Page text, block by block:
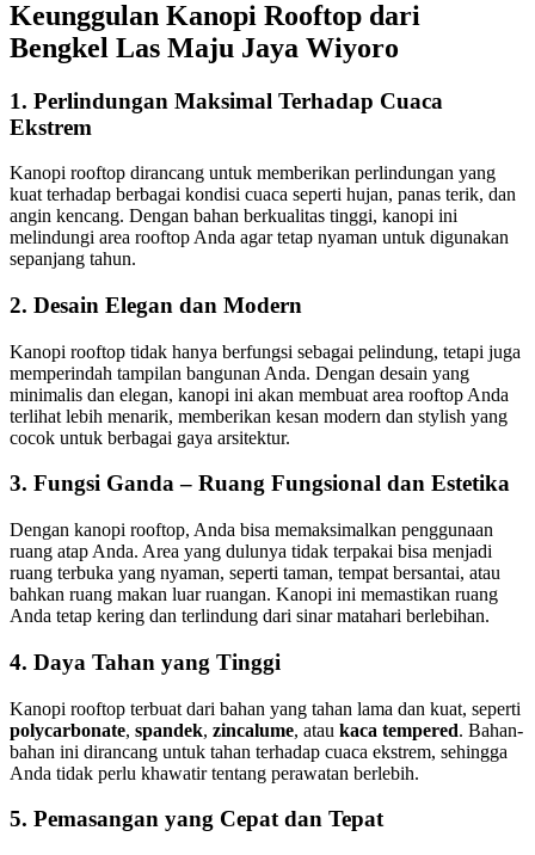
Keunggulan Kanopi Rooftop dari
Bengkel Las Maju Jaya Wiyoro
1. Perlindungan Maksimal Terhadap Cuaca
Ekstrem
Kanopi rooftop dirancang untuk memberikan perlindungan yang
kuat terhadap berbagai kondisi cuaca seperti hujan, panas terik, dan
angin kencang. Dengan bahan berkualitas tinggi, kanopi ini
melindungi area rooftop Anda agar tetap nyaman untuk digunakan
sepanjang tahun.
2. Desain Elegan dan Modern
Kanopi rooftop tidak hanya berfungsi sebagai pelindung, tetapi juga
memperindah tampilan bangunan Anda. Dengan desain yang
minimalis dan elegan, kanopi ini akan membuat area rooftop Anda
terlihat lebih menarik, memberikan kesan modern dan stylish yang
cocok untuk berbagai gaya arsitektur.
3. Fungsi Ganda – Ruang Fungsional dan Estetika
Dengan kanopi rooftop, Anda bisa memaksimalkan penggunaan
ruang atap Anda. Area yang dulunya tidak terpakai bisa menjadi
ruang terbuka yang nyaman, seperti taman, tempat bersantai, atau
bahkan ruang makan luar ruangan. Kanopi ini memastikan ruang
Anda tetap kering dan terlindung dari sinar matahari berlebihan.
4. Daya Tahan yang Tinggi
Kanopi rooftop terbuat dari bahan yang tahan lama dan kuat, seperti
polycarbonate, spandek, zincalume, atau kaca tempered. Bahan-
bahan ini dirancang untuk tahan terhadap cuaca ekstrem, sehingga
Anda tidak perlu khawatir tentang perawatan berlebih.
5. Pemasangan yang Cepat dan Tepat